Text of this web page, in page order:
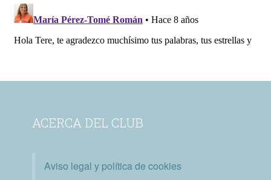
ACERCA DEL CLUB
Aviso legal y política de cookies